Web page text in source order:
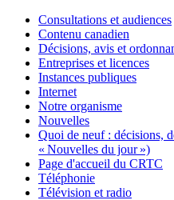
Consultations et audiences
Contenu canadien
Décisions, avis et
Entreprises et licences
Instances publiques
Internet
Notre organisme
Nouvelles
Quoi de neuf : décisions,
« Nouvelles du jour »)
Page d'accueil du CRTC
Téléphonie
Télévision et radio